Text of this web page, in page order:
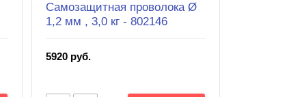
Cамозащитная проволока Ø
1,2 мм , 3,0 кг - 802146
5920 руб.